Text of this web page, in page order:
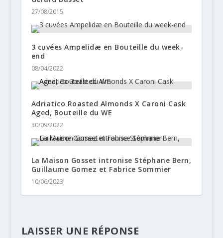
27/08/2015
3 cuvées Ampelidæ en Bouteille du week-
end
08/04/2022
Adriatico Roasted Almonds X Caroni Cask
Aged, Bouteille du WE
30/09/2022
La Maison Gosset intronise Stéphane Bern,
Guillaume Gomez et Fabrice Sommier
10/06/2023
LAISSER UNE RÉPONSE